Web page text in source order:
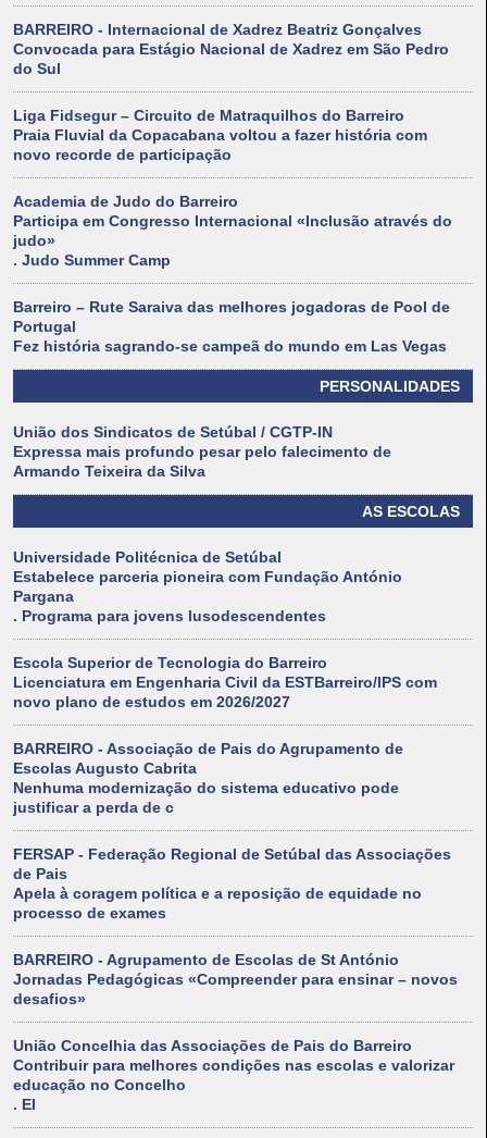
BARREIRO - Internacional de Xadrez Beatriz Gonçalves
Convocada para Estágio Nacional de Xadrez em São Pedro
do Sul
Liga Fidsegur – Circuito de Matraquilhos do Barreiro
Praia Fluvial da Copacabana voltou a fazer história com
novo recorde de participação
Academia de Judo do Barreiro
Participa em Congresso Internacional «Inclusão através do
judo»
. Judo Summer Camp
Barreiro – Rute Saraiva das melhores jogadoras de Pool de
Portugal
Fez história sagrando-se campeã do mundo em Las Vegas
PERSONALIDADES
União dos Sindicatos de Setúbal / CGTP-IN
Expressa mais profundo pesar pelo falecimento de
Armando Teixeira da Silva
AS ESCOLAS
Universidade Politécnica de Setúbal
Estabelece parceria pioneira com Fundação António
Pargana
. Programa para jovens lusodescendentes
Escola Superior de Tecnologia do Barreiro
Licenciatura em Engenharia Civil da ESTBarreiro/IPS com
novo plano de estudos em 2026/2027
BARREIRO - Associação de Pais do Agrupamento de
Escolas Augusto Cabrita
Nenhuma modernização do sistema educativo pode
justificar a perda de c
FERSAP - Federação Regional de Setúbal das Associações
de Pais
Apela à coragem política e a reposição de equidade no
processo de exames
BARREIRO - Agrupamento de Escolas de St António
Jornadas Pedagógicas «Compreender para ensinar – novos
desafios»
União Concelhia das Associações de Pais do Barreiro
Contribuir para melhores condições nas escolas e valorizar
educação no Concelho
. El